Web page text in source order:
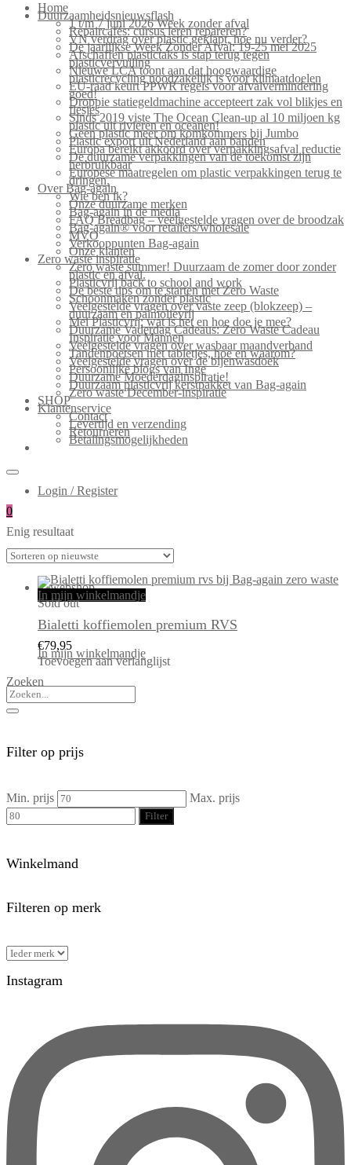
Home
Duurzaamheidsnieuwsflash
1 t/m 7 juni 2026 Week zonder afval
Repaircafés: cursus leren repareren?
VN verdrag over plastic geklapt, hoe nu verder?
De jaarlijkse Week Zonder Afval: 19-25 mei 2025
Afschaffen plastictaks is stap terug tegen
plasticvervuiling
Nieuwe LCA toont aan dat hoogwaardige
plasticrecycling noodzakelijk is voor klimaatdoelen
EU-raad keurt PPWR regels voor afvalvermindering
goed!
Droppie statiegeldmachine accepteert zak vol blikjes en
flesjes
Sinds 2019 viste The Ocean Clean-up al 10 miljoen kg
plastic uit rivieren en oceanen!
Geen plastic meer om komkommers bij Jumbo
Plastic export uit Nederland aan banden
Europa bereikt akkoord over verpakkingsafval reductie
De duurzame verpakkingen van de toekomst zijn
herbruikbaar
Europese maatregelen om plastic verpakkingen terug te
dringen.
Over Bag-again
Wie ben ik?
Onze duurzame merken
Bag-again in de media
FAQ Breadbag – veelgestelde vragen over de broodzak
Bag-again® voor retailers/wholesale
MVO
Verkooppunten Bag-again
Onze klanten
Zero waste inspiratie
Zero waste summer! Duurzaam de zomer door zonder
plastic en afval.
Plasticvrij back to school and work
De beste tips om te starten met Zero Waste
Schoonmaken zonder plastic
Veelgestelde vragen over vaste zeep (blokzeep) –
duurzaam en palmolievrij
Mei Plasticvrij: wat is het en hoe doe je mee?
Duurzame Vaderdag Cadeaus: Zero Waste Cadeau
Inspiratie voor Mannen
Veelgestelde vragen over wasbaar maandverband
Tandenpoetsen met tabletjes, hoe en waarom?
Veelgestelde vragen over de bijenwasdoek
Persoonlijke blogs van Inge
Duurzame Moederdaginspiratie!
Duurzaam plasticvrij kerstpakket van Bag-again
Zero waste December-inspiratie
SHOP
Klantenservice
Contact
Levertijd en verzending
Retourneren
Betalingsmogelijkheden
Login / Register
0
Enig resultaat
In mijn winkelmandje
Sold out
Bialetti koffiemolen premium RVS
€79,95
In mijn winkelmandje
Toevoegen aan verlanglijst
Zoeken
Filter op prijs
Min. prijs Max. prijs
Filter
Winkelmand
Filteren op merk
Instagram